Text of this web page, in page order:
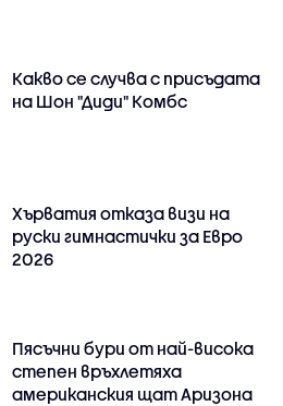
Какво се случва с присъдата
на Шон "Диди" Комбс
Хърватия отказа визи на
руски гимнастички за Евро
2026
Пясъчни бури от най-висока
степен връхлетяха
американския щат Аризона